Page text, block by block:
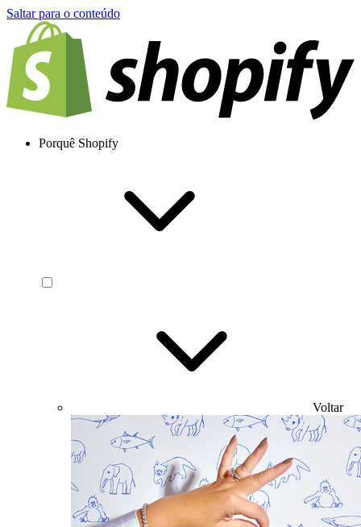
Saltar para o conteúdo
Porquê Shopify
Voltar